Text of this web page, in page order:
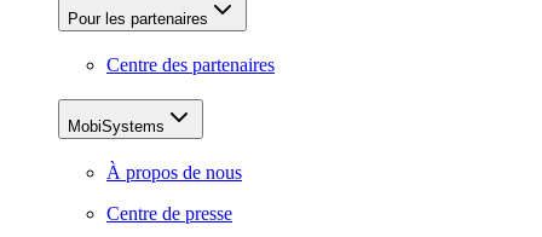
Pour les partenaires
Centre des partenaires
MobiSystems
À propos de nous
Centre de presse